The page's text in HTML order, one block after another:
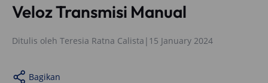
Veloz Transmisi Manual
Ditulis oleh Teresia Ratna Calista | 15 January 2024
Bagikan